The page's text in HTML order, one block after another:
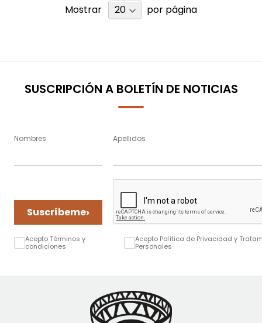
Mostrar por página
SUSCRIPCIÓN A BOLETÍN DE NOTICIAS
Nombres Apellidos
Suscríbeme›
Acepto Términos y
condiciones
Acepto Política de Privacidad y
Personales